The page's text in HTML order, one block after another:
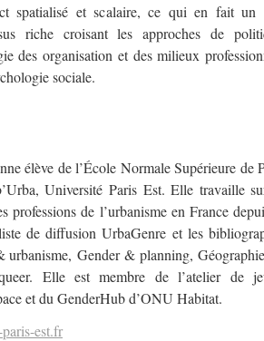
spatialisé et scalaire, ce qui en fait un
riche croisant les approches de
des organisation et des milieux
sociale.
élève de l’École Normale Supérieure de
Université Paris Est. Elle travaille
professions de l’urbanisme en France
de diffusion UrbaGenre et les
urbanisme, Gender & planning,
Elle est membre de l’atelier de
et du GenderHub d’ONU Habitat.
est.fr